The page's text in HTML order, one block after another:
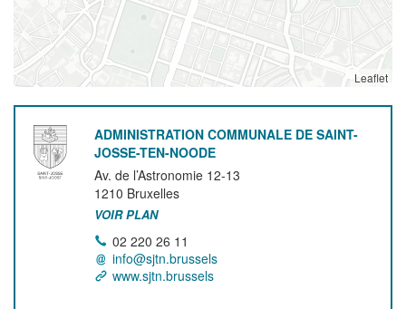
Leaflet
ADMINISTRATION COMMUNALE DE SAINT-
JOSSE-TEN-NOODE
Av. de l’Astronomie 12-13
1210 Bruxelles
VOIR PLAN
02 220 26 11
info@sjtn.brussels
www.sjtn.brussels